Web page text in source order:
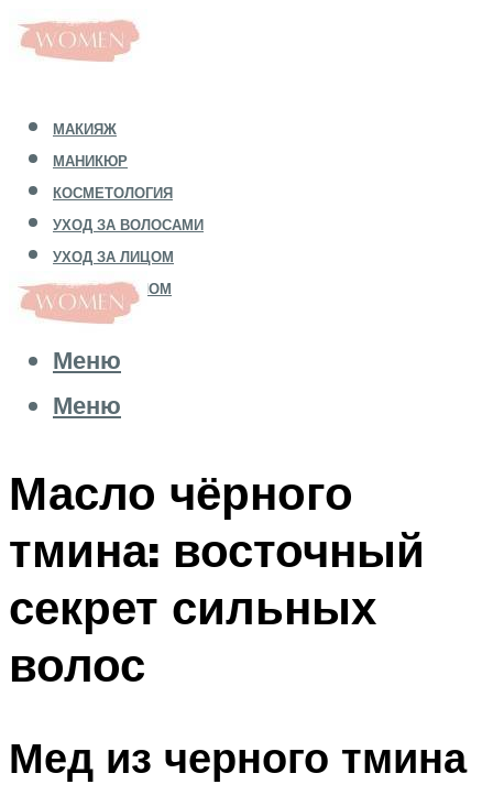
МАКИЯЖ
МАНИКЮР
КОСМЕТОЛОГИЯ
УХОД ЗА ВОЛОСАМИ
УХОД ЗА ЛИЦОМ
УХОД ЗА ТЕЛОМ
Меню
Меню
Масло чёрного
тмина: восточный
секрет сильных
волос
Мед из черного тмина